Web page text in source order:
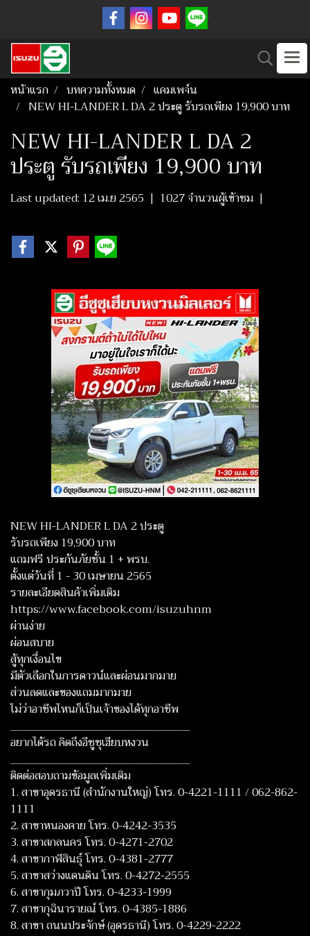
หน้าแรก บทความทั้งหมด
แคมเพจ์น
NEW HI-LANDER L DA 2 ประตู รับรถเพียง 19,900 บาท
NEW HI-LANDER L DA 2
ประตู รับรถเพียง 19,900 บาท
Last updated: 12 เม.ย 2565 | 1027 จำนวนผู้เข้าชม |
NEW HI-LANDER L DA 2 ประตู
รับรถเพียง 19,900 บาท
แถมฟรี ประกันภัยชั้น 1 + พรบ.
ตั้งแต่วันที่ 1 - 30 เมษายน 2565
รายละเอียดสินค้าเพิ่มเติม
https://www.facebook.com/isuzuhnm
ผ่านง่าย
ผ่อนสบาย
สู้ทุกเงื่อนไข
มีตัวเลือกในการดาวน์และผ่อนมากมาย
ส่วนลดและของแถมมากมาย
ไม่ว่าอาชีพไหนก็เป็นเจ้าของได้ทุกอาชีพ
_____________________________________
อยากได้รถ คิดถึงอีซูซุเฮียบหงวน
_____________________________________
ติดต่อสอบถามข้อมูลเพิ่มเติม
1. สาขาอุดรธานี (สำนักงานใหญ่) โทร. 0-4221-1111 / 062-862-
1111
2. สาขาหนองคาย โทร. 0-4242-3535
3. สาขาสกลนคร โทร. 0-4271-2702
4. สาขากาฬสินธุ์ โทร. 0-4381-2777
5. สาขาสว่างแดนดิน โทร. 0-4272-2555
6. สาขากุมภวาปี โทร. 0-4233-1999
7. สาขากุฉินารายณ์ โทร. 0-4385-1886
8. สาขา ถนนประจักษ์ (อุดรธานี) โทร. 0-4229-2222